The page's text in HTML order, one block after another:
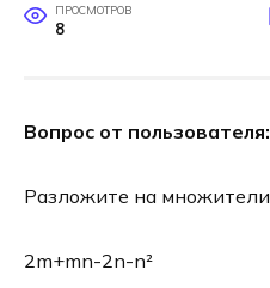
ПРОСМОТРОВ
8
Вопрос от пользователя:
Разложите на множители
2m+mn-2n-n²